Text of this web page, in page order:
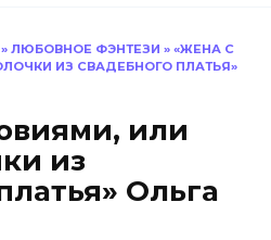
» ЛЮБОВНОЕ ФЭНТЕЗИ » «ЖЕНА С
ИЗ СВАДЕБНОГО ПЛАТЬЯ»
или
из
Ольга